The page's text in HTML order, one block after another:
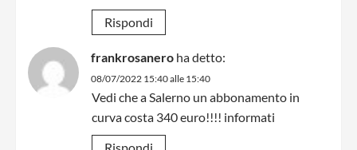
Rispondi
frankrosanero ha detto:
08/07/2022 15:40 alle 15:40
Vedi che a Salerno un abbonamento in
curva costa 340 euro!!!! informati